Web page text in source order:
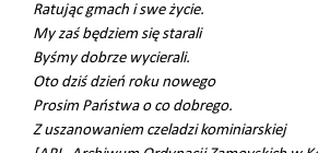
Ratując gmach i swe życie.
My zaś będziem się starali
Byśmy dobrze wycierali.
Oto dziś dzień roku nowego
Prosim Państwa o co dobrego.
Z uszanowaniem czeladzi kominiarskiej